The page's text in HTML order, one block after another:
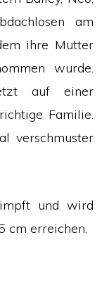
am
ihre Mutter
wurde.
auf einer
Familie.
verschmuster
und wird
cm erreichen.